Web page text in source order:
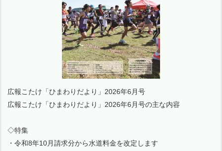
広報こたけ「ひまわりだより」2026年6月号
広報こたけ「ひまわりだより」2026年6月号の主な内容
◇特集
・令和8年10月請求分から水道料金を改定します